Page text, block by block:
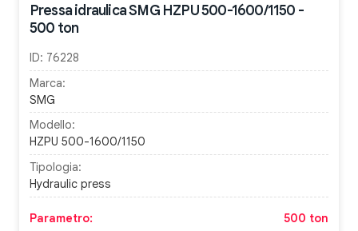
Pressa idraulica SMG HZPU 500-1600/1150 -
500 ton
ID: 76228
Marca:
SMG
Modello:
HZPU 500-1600/1150
Tipologia:
Hydraulic press
Parametro: 500 ton